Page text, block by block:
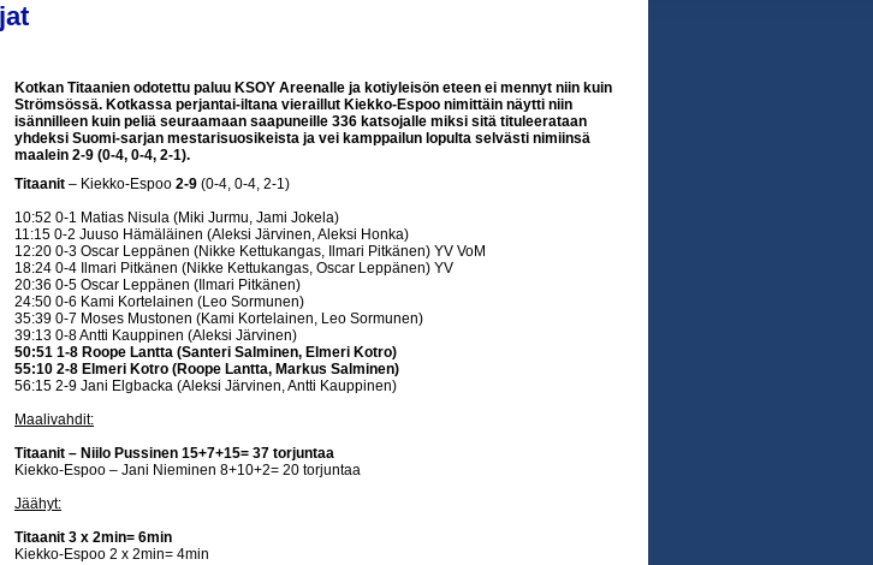
Kotkan Titaanien odotettu paluu KSOY Areenalle ja kotiyleisön eteen ei mennyt niin kuin
Strömsössä. Kotkassa perjantai-iltana vieraillut Kiekko-Espoo nimittäin näytti niin
isännilleen kuin peliä seuraamaan saapuneille 336 katsojalle miksi sitä tituleerataan
yhdeksi Suomi-sarjan mestarisuosikeista ja vei kamppailun lopulta selvästi nimiinsä
maalein 2-9 (0-4, 0-4, 2-1).
Titaanit – Kiekko-Espoo 2-9 (0-4, 0-4, 2-1)
10:52 0-1 Matias Nisula (Miki Jurmu, Jami Jokela)
11:15 0-2 Juuso Hämäläinen (Aleksi Järvinen, Aleksi Honka)
12:20 0-3 Oscar Leppänen (Nikke Kettukangas, Ilmari Pitkänen) YV VoM
18:24 0-4 Ilmari Pitkänen (Nikke Kettukangas, Oscar Leppänen) YV
20:36 0-5 Oscar Leppänen (Ilmari Pitkänen)
24:50 0-6 Kami Kortelainen (Leo Sormunen)
35:39 0-7 Moses Mustonen (Kami Kortelainen, Leo Sormunen)
39:13 0-8 Antti Kauppinen (Aleksi Järvinen)
50:51 1-8 Roope Lantta (Santeri Salminen, Elmeri Kotro)
55:10 2-8 Elmeri Kotro (Roope Lantta, Markus Salminen)
56:15 2-9 Jani Elgbacka (Aleksi Järvinen, Antti Kauppinen)
Maalivahdit:
Titaanit – Niilo Pussinen 15+7+15= 37 torjuntaa
Kiekko-Espoo – Jani Nieminen 8+10+2= 20 torjuntaa
Jäähyt:
Titaanit 3 x 2min= 6min
Kiekko-Espoo 2 x 2min= 4min